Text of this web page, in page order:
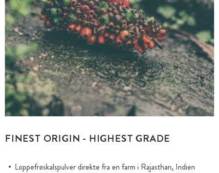
FINEST ORIGIN - HIGHEST GRADE
Loppefrøskalspulver direkte fra en farm i Rajasthan, Indien